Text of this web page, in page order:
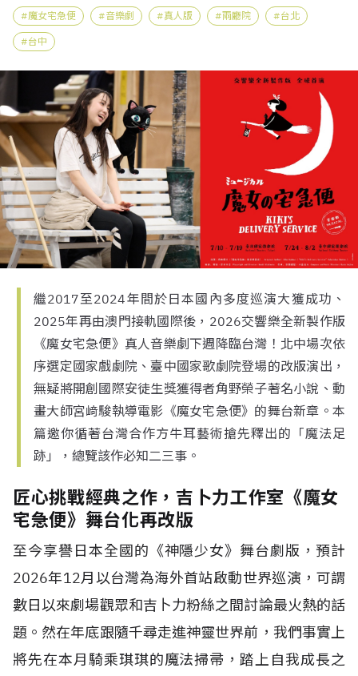
魔女宅急便 音樂劇 真人版 兩廳院 台北
台中
繼2017至2024年間於日本國內多度巡演大獲成功、
2025年再由澳門接軌國際後，2026交響樂全新製作版
《魔女宅急便》真人音樂劇下週降臨台灣！北中場次依
序選定國家戲劇院、臺中國家歌劇院登場的改版演出，
無疑將開創國際安徒生獎獲得者角野榮子著名小說、動
畫大師宮﨑駿執導電影《魔女宅急便》的舞台新章。本
篇邀你循著台灣合作方牛耳藝術搶先釋出的「魔法足
跡」，總覽該作必知二三事。
匠心挑戰經典之作，吉卜力工作室《魔女
宅急便》舞台化再改版
至今享譽日本全國的《神隱少女》舞台劇版，預計
2026年12月以台灣為海外首站啟動世界巡演，可謂
數日以來劇場觀眾和吉卜力粉絲之間討論最火熱的話
題。然在年底跟隨千尋走進神靈世界前，我們事實上
將先在本月騎乘琪琪的魔法掃帚，踏上自我成長之